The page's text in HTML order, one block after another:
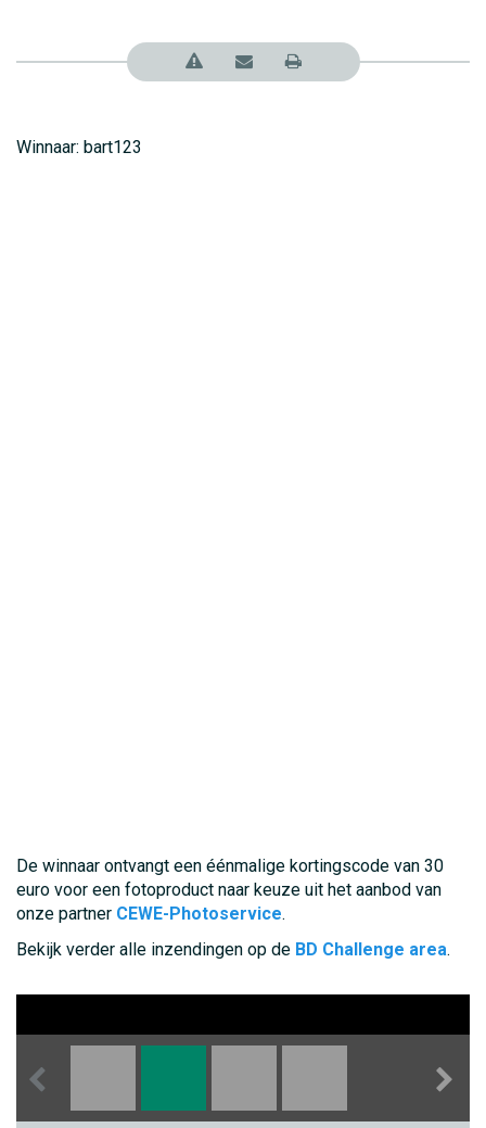
Winnaar: bart123
De winnaar ontvangt een éénmalige kortingscode van 30
euro voor een fotoproduct naar keuze uit het aanbod van
onze partner CEWE-Photoservice.
Bekijk verder alle inzendingen op de BD Challenge area.